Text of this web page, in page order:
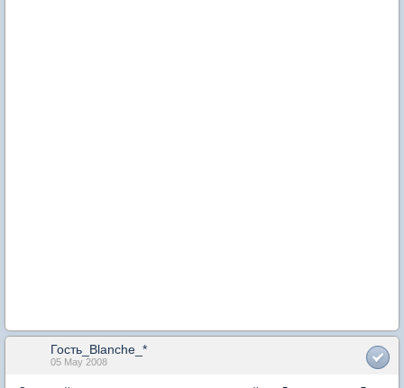
Гость_Blanche_*
05 May 2008